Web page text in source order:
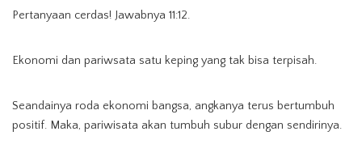
Pertanyaan cerdas! Jawabnya 11:12.
Ekonomi dan pariwsata satu keping yang tak bisa terpisah.
Seandainya roda ekonomi bangsa, angkanya terus bertumbuh
positif. Maka, pariwisata akan tumbuh subur dengan sendirinya.